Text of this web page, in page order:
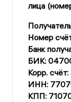
лица
Номер
Банк
БИК:
Корр.
ИНН:
КПП: